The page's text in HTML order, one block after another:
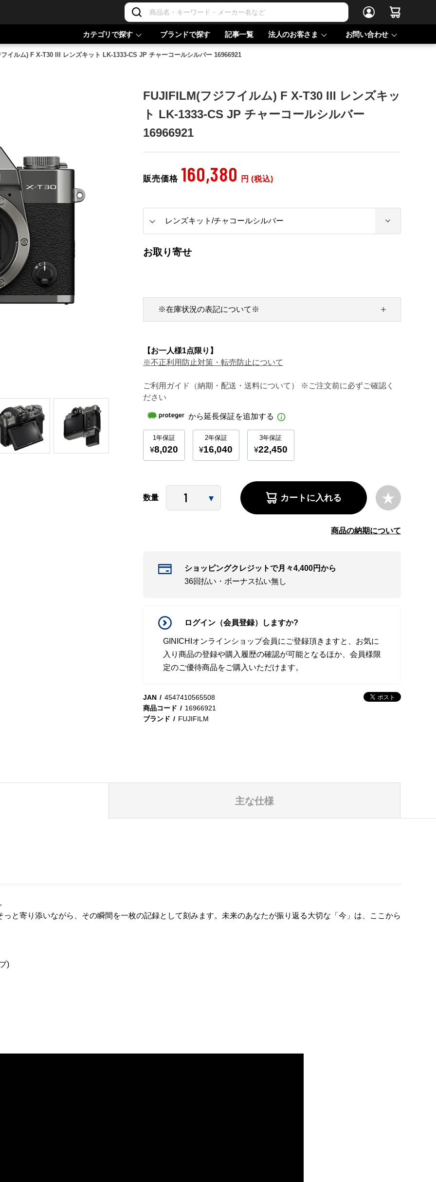
カテゴリで探す ブランドで探す 記事一覧 法人のお客さま お問い合わせ
イルム) F X-T30 III レンズキット LK-1333-CS JP チャーコールシルバー 16966921
FUJIFILM(フジフイルム) F X-T30 III レンズキッ
ト LK-1333-CS JP チャーコールシルバー
16966921
販売価格 160,380 円 (税込)
お取り寄せ
ご利用ガイド（納期・配送・送料について） ※ご注文前に必ずご確認く
ださい
※在庫状況の表記について※
【お一人様1点限り】
※不正利用防止対策・転売防止について
数量 カートに入れる
商品の納期について
ショッピングクレジットで月々4,400円から
36回払い・ボーナス払い無し
ログイン（会員登録）しますか?
GINICHIオンラインショップ会員にご登録頂きますと、お気に
入り商品の登録や購入履歴の確認が可能となるほか、会員様限
定のご優待商品をご購入いただけます。
JAN
4547410565508
商品コード
16966921
ブランド
FUJIFILM
主な仕様
と寄り添いながら、その瞬間を一枚の記録として刻みます。未来のあなたが振り返る大切な「今」は、ここから
)